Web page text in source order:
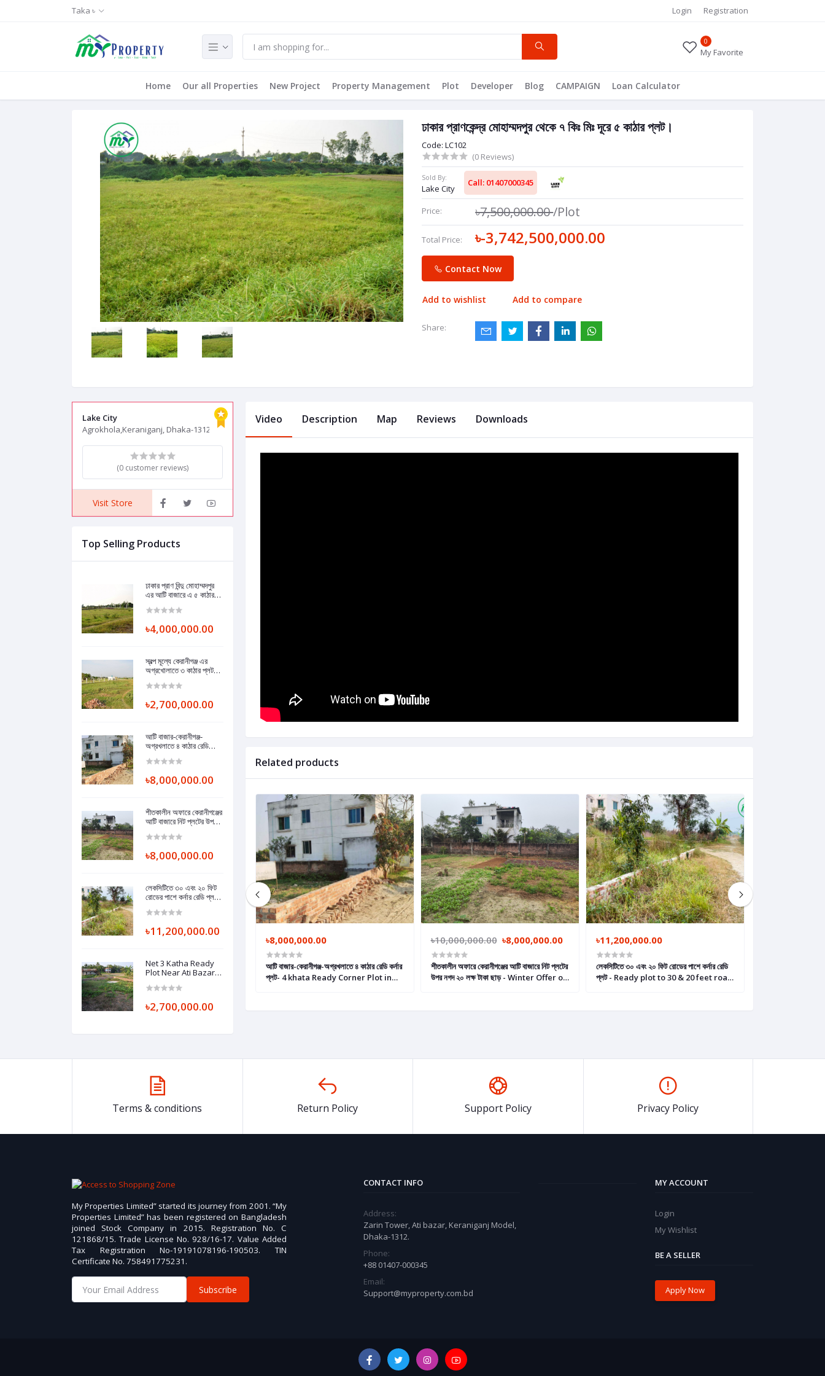
Taka ৳ Login Registration
0
My Favorite
Home Our all Properties New Project Property Management Plot Developer Blog CAMPAIGN Loan Calculator
ঢাকার প্রাণকেন্দ্র মোহাম্মদপুর থেকে ৭ কিঃ মিঃ দূরে ৫ কাঠার প্লট।
Code: LC102
(0 Reviews)
Sold By:
Lake City
Call: 01407000345
Price: ৳7,500,000.00/Plot
Total Price: ৳-3,742,500,000.00
Contact Now
Add to wishlist Add to compare
Share:
Lake City
Agrokhola,Keraniganj, Dhaka-1312
(0 customer reviews)
Visit Store
Top Selling Products
ঢাকার প্রাণ বিন্দু মোহাম্মদপুর
এর আটি বাজারে এ ৫ কাঠার
উপযোগী।
৳4,000,000.00
স্বল্প মূল্যে কেরানীগঞ্জ এর
অগ্রখোলাতে ৩ কাঠার প্লট
৳2,700,000.00
আটি বাজার-কেরানীগঞ্জ-
অগ্রখলাতে ৪ কাঠার রেডি
Ready Corner Plot in
৳8,000,000.00
শীতকালীন অফারে কেরানীগঞ্জের
আটি বাজারে নিট প্লটের উপর
Winter Offer on
৳8,000,000.00
লেকসিটিতে ৩০ এবং ২০ ফিট
রোডের পাশে কর্নার রেডি প্লট -
feet road in
৳11,200,000.00
Net 3 Katha Ready
Plot Near Ati Bazar,
৳2,700,000.00
Video Description Map Reviews Downloads
Related products
৳3,000,000.00 ৳2,700,000.00
স্বল্প মূল্যে কেরানীগঞ্জ এর অগ্রখোলাতে ৩ কাঠার প্লট
মেইন রোড এর পাশে।
৳8,000,000.00
আটি বাজার-কেরানীগঞ্জ-অগ্রখলাতে ৪ কাঠার রেডি কর্নার
প্লট- 4 khata Ready Corner Plot in
৳10,000,000.00 ৳8,000,000.00
শীতকালীন অফারে কেরানীগঞ্জের আটি বাজারে নিট প্লটের
উপর নগদ ২০ লক্ষ টাকা ছাড় - Winter Offer on
৳11,200,000.00
লেকসিটিতে ৩০ এবং ২০ ফিট রোডের পাশে কর্নার রেডি
প্লট - Ready plot to 30 & 20 feet road
Terms & conditions Return Policy Support Policy Privacy Policy
My Properties Limited” started its journey from 2001. “My
Properties Limited” has been registered on Bangladesh
joined Stock Company in 2015. Registration No. C
121868/15. Trade License No. 928/16-17. Value Added
Tax Registration No-19191078196-190503. TIN
Certificate No. 758491775231.
Subscribe
CONTACT INFO
Address:
Zarin Tower, Ati bazar, Keraniganj Model,
Dhaka-1312.
Phone:
+88 01407-000345
Email:
Support@myproperty.com.bd
MY ACCOUNT
Login
My Wishlist
BE A SELLER
Apply Now